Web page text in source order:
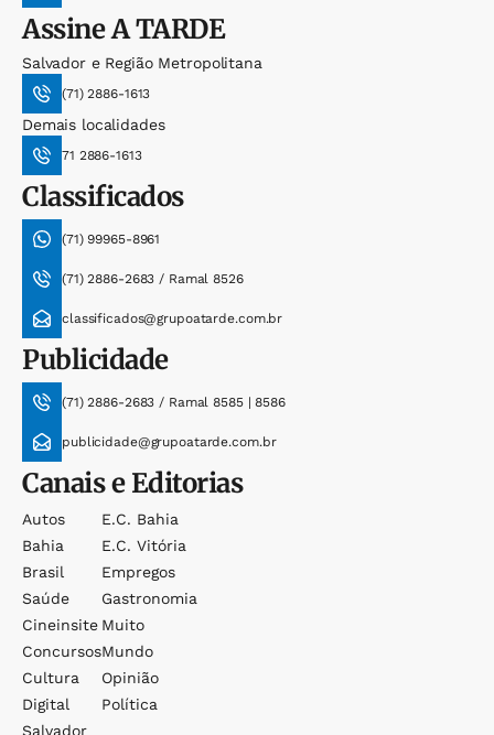
AssineA TARDE
Salvador e Região Metropolitana
(71) 2886-1613
Demais localidades
71 2886-1613
Classificados
(71) 99965-8961
(71) 2886-2683 / Ramal 8526
classificados@grupoatarde.com.br
Publicidade
(71) 2886-2683 / Ramal 8585 | 8586
publicidade@grupoatarde.com.br
Canais e Editorias
Autos
Bahia
Brasil
Saúde
Cineinsite
Concursos
Cultura
Digital
Salvador
E.c. Bahia
E.c. Vitória
Empregos
Gastronomia
Muito
Mundo
Opinião
Política